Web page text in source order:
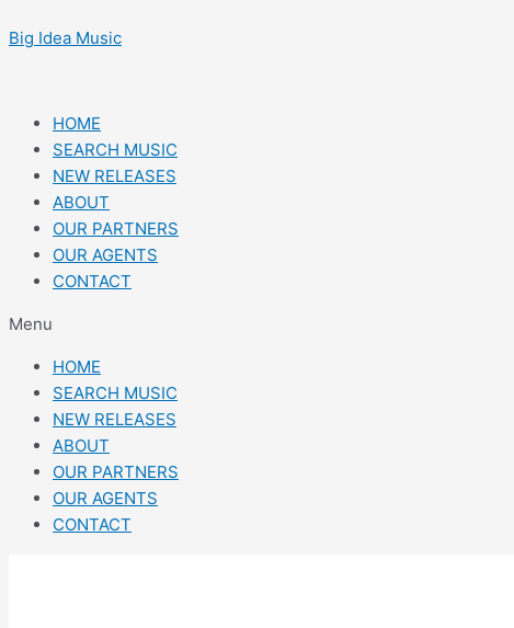
to
Big Idea Music
HOME
SEARCH MUSIC
NEW RELEASES
ABOUT
OUR PARTNERS
OUR AGENTS
CONTACT
Menu
HOME
SEARCH MUSIC
NEW RELEASES
ABOUT
OUR PARTNERS
OUR AGENTS
CONTACT
navigation